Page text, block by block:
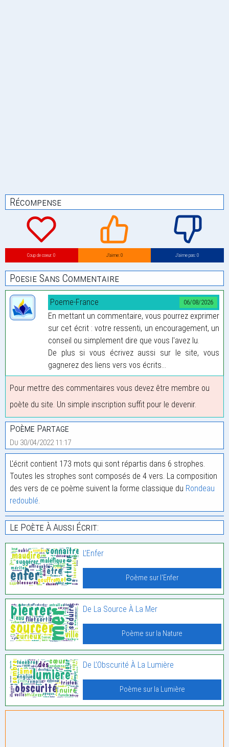
Récompense
Coup de coeur: 0 J’aime: 0 J’aime pas: 0
Poesie Sans Commentaire
06/08/2026
Poeme-France
En mettant un commentaire, vous pourrez exprimer
sur cet écrit : votre ressenti, un encouragement, un
conseil ou simplement dire que vous l'avez lu.
De plus si vous écrivez aussi sur le site, vous
gagnerez des liens vers vos écrits...
Pour mettre des commentaires vous devez être membre ou
poète du site. Un simple inscription suffit pour le devenir.
Poème Partage
Du 30/04/2022 11:17
L'écrit contient 173 mots qui sont répartis dans 6 strophes.
Toutes les strophes sont composés de 4 vers. La composition
des vers de ce poème suivent la forme classique du Rondeau
redoublé
Le Poète À Aussi Écrit:
L’Enfer
Poème sur l'Enfer
De La Source À La Mer
Poème sur la Nature
De L’Obscurité À La Lumière
Poème sur la Lumière